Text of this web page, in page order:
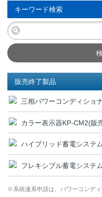
キーワード検索
販売終了製品
三相パワーコンディショ
カラー表示器KP-CM2(販
ハイブリッド蓄電システ
フレキシブル蓄電システ
※系統連系申請は、パワーコンデ